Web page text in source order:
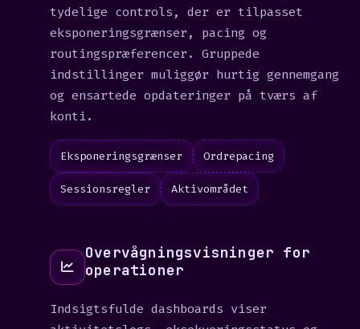
tydelige controls, der er tilpasset
eksponeringsgrænser, pacing og
routingspræferencer. Gruppede
indstillinger muliggør hurtig gennemgang
og ensartede opdateringer på tværs af
konti.
Eksponeringsgrænser Ordrepacing
Sessionsregler Aktivområdet
Overvågningsvisninger for
operationer
Indsigtsfulde dashboards viser